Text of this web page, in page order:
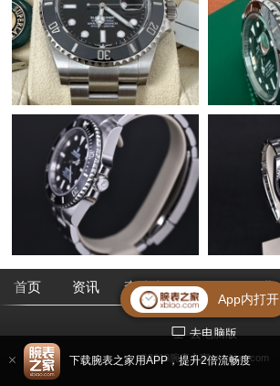
首页 资讯 查腕表 论坛 作业
去电脑版
©2018腕表之家 m.xbiao.com
App内打开
下载腕表之家用APP，提升2倍流畅度